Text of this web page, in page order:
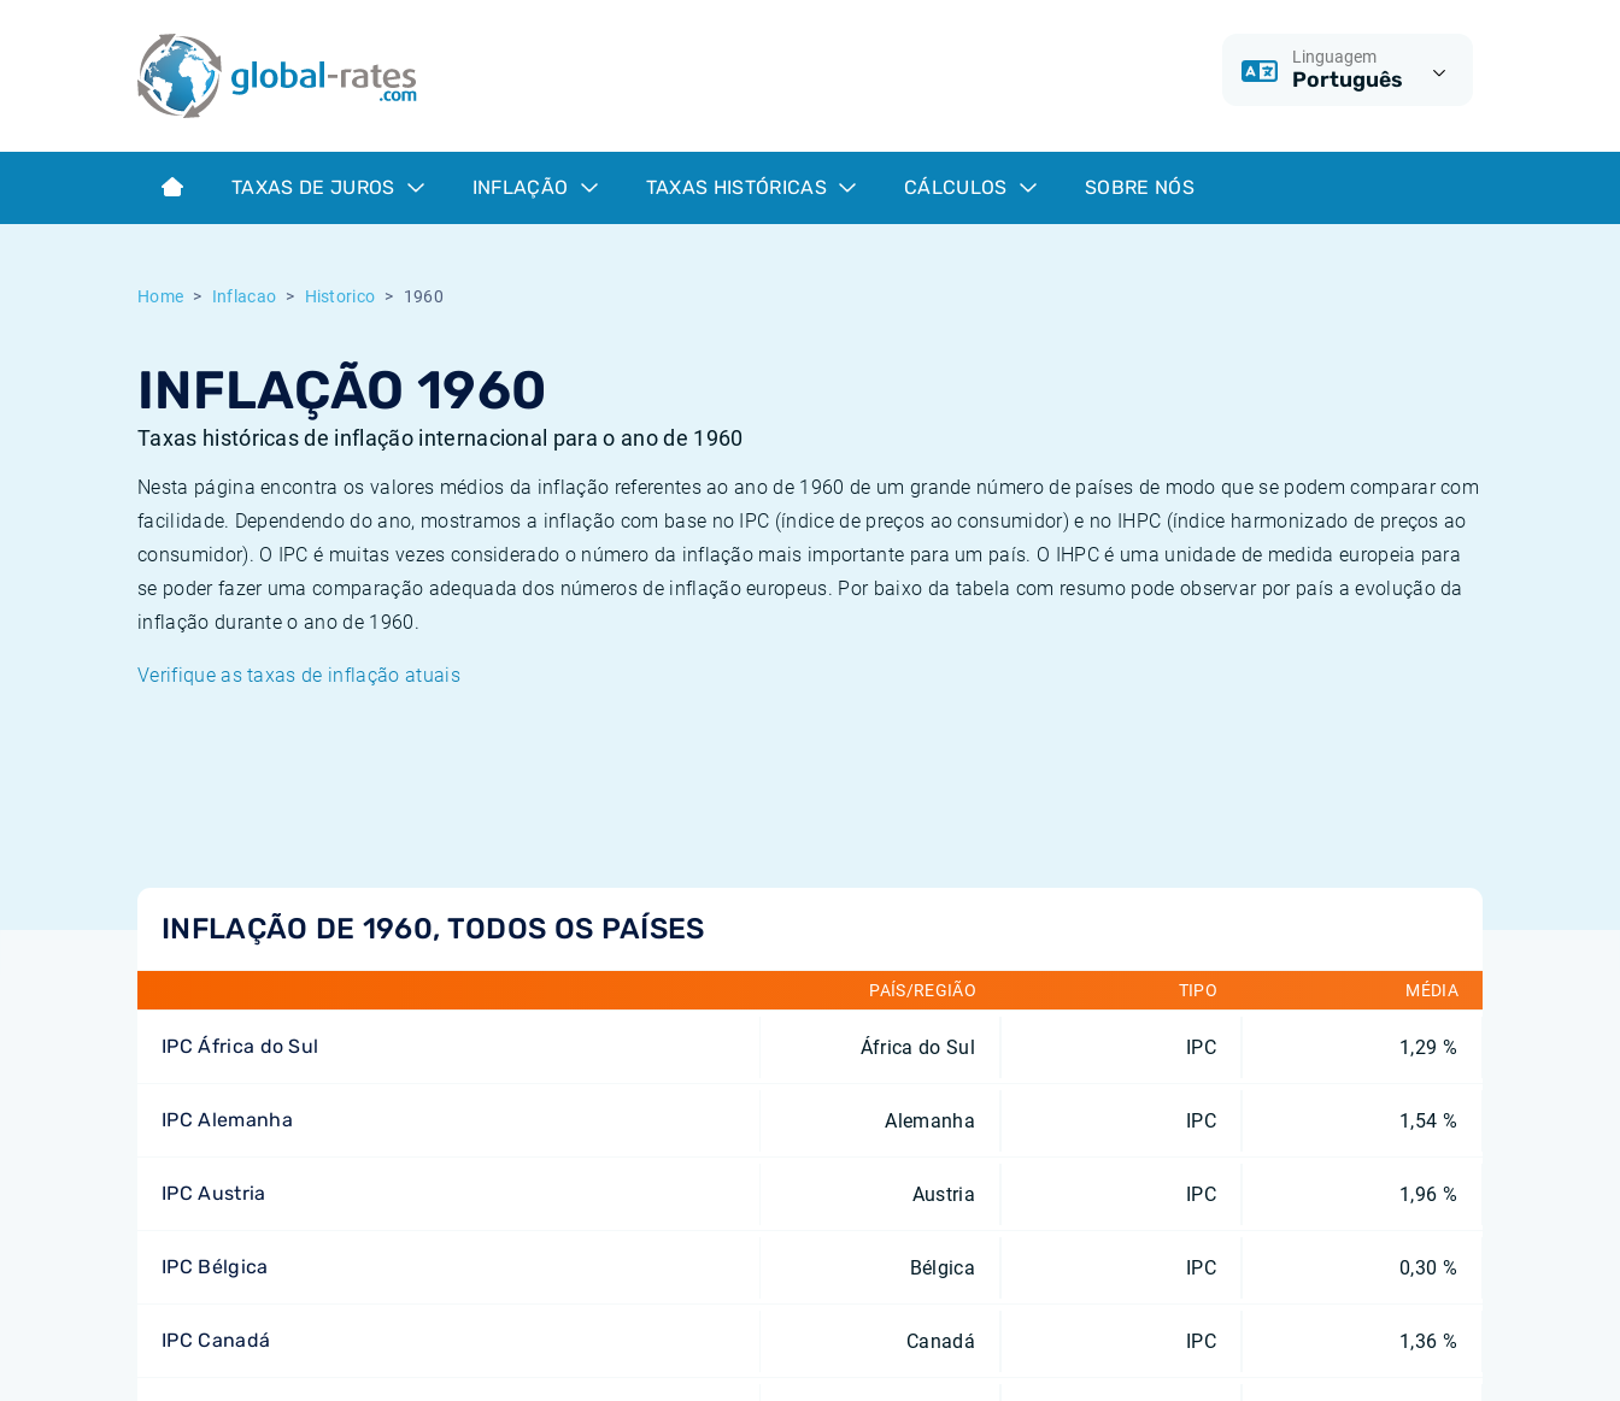
Linguagem
Português
TAXAS DE JUROS INFLAÇÃO TAXAS HISTÓRICAS CÁLCULOS SOBRE NÓS
Home Inflacao Historico 1960
INFLAÇÃO 1960
Taxas históricas de inflação internacional para o ano de 1960
Nesta página encontra os valores médios da inflação referentes ao ano de 1960 de um grande número de países de modo que se podem comparar com
facilidade. Dependendo do ano, mostramos a inflação com base no IPC (índice de preços ao consumidor) e no IHPC (índice harmonizado de preços ao
consumidor). O IPC é muitas vezes considerado o número da inflação mais importante para um país. O IHPC é uma unidade de medida europeia para
se poder fazer uma comparação adequada dos números de inflação europeus. Por baixo da tabela com resumo pode observar por país a evolução da
inflação durante o ano de 1960.
Verifique as taxas de inflação atuais
INFLAÇÃO DE 1960, TODOS OS PAÍSES
PAÍS/REGIÃO TIPO MÉDIA
IPC África do Sul África do Sul IPC 1,29 %
IPC Alemanha Alemanha IPC 1,54 %
IPC Austria Austria IPC 1,96 %
IPC Bélgica Bélgica IPC 0,30 %
IPC Canadá Canadá IPC 1,36 %
Term SOFR
O que é a inflação do IPC?
O que é a inflação do IHPC?
Taxas Euribor históricas
Taxas ESTER históricas
Taxas de inflação históricas
Calculadora de inflação